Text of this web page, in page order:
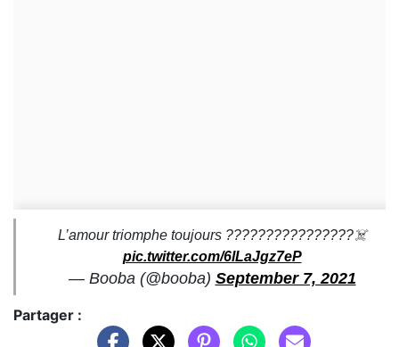
L’amour triomphe toujours ????????????????‍☠️
pic.twitter.com/6lLaJgz7eP
— Booba (@booba) September 7, 2021
Partager :